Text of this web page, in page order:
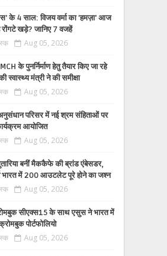
के 4 साल: विजय वर्मा का 'हमज़ा' आज
रोंगटे खड़े? जानिए 7 वजहें
Aug 05, 2026
के पुनर्निर्माण हेतु तैयार किए जा रहे
स्वास्थ्य मंत्री ने की समीक्षा
Aug 05, 2026
परिसर में नई श्रम संहिताओं पर
आयोजित
Aug 05, 2026
बनीं मैककैफे की ब्रांड एंबेसडर,
भारत में 200 आउटलेट पूरे होने का जश्न
Aug 05, 2026
सीएक्स15 के साथ एसुस ने भारत में
पोर्टफोलियो
Aug 05, 2026